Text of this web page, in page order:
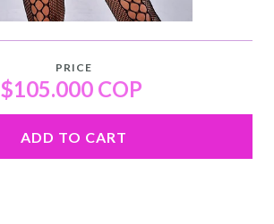
PRICE
$105.000 COP
ADD TO CART